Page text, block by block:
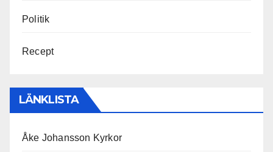
Politik
Recept
LÄNKLISTA
Åke Johansson Kyrkor